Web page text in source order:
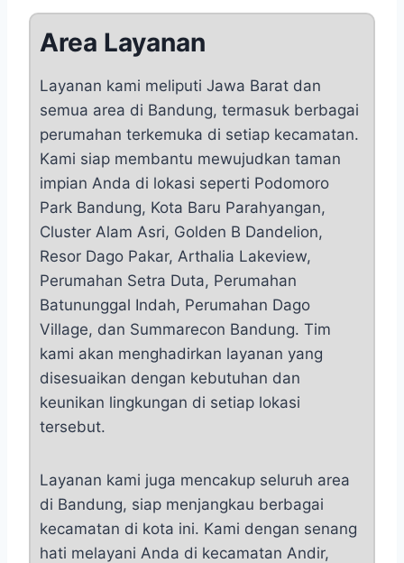
Area Layanan
Layanan kami meliputi Jawa Barat dan
semua area di Bandung, termasuk berbagai
perumahan terkemuka di setiap kecamatan.
Kami siap membantu mewujudkan taman
impian Anda di lokasi seperti Podomoro
Park Bandung, Kota Baru Parahyangan,
Cluster Alam Asri, Golden B Dandelion,
Resor Dago Pakar, Arthalia Lakeview,
Perumahan Setra Duta, Perumahan
Batununggal Indah, Perumahan Dago
Village, dan Summarecon Bandung. Tim
kami akan menghadirkan layanan yang
disesuaikan dengan kebutuhan dan
keunikan lingkungan di setiap lokasi
tersebut.
Layanan kami juga mencakup seluruh area
di Bandung, siap menjangkau berbagai
kecamatan di kota ini. Kami dengan senang
hati melayani Anda di kecamatan Andir,